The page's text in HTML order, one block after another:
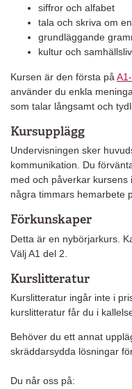
siffror och alfabet
tala och skriva om
grundläggande
kultur och samhällsliv
Kursen är den första på
använder du enkla
som talar långsamt och
Kursupplägg
Undervisningen sker
kommunikation. Du
med och påverkar
några timmars hemarbete
Förkunskaper
Detta är en nybörjarkurs.
Välj A1 del 2.
Kurslitteratur
Kurslitteratur ingår inte i
kurslitteratur får du i
Behöver du ett annat
skräddarsydda lösningar
Du når oss på: